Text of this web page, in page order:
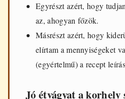
Egyrészt azért, hogy
az, ahogyan főzök.
Másrészt azért, hogy
elírtam a mennyiségeket
(egyértelmű) a recept
Jó étvágyat a korhely